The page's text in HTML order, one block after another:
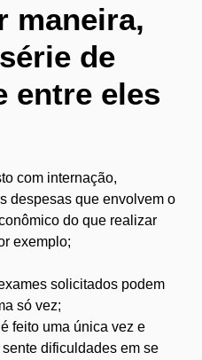
maneira,
de
entre eles
com internação,
despesas que envolvem o
do que realizar
exemplo;
solicitados podem
só vez;
feito uma única vez e
dificuldades em se